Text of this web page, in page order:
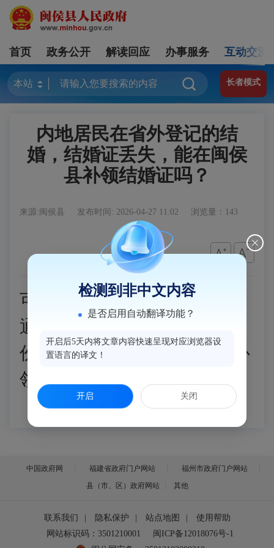
首页 政务公开 解读回应 办事服务 互动交流
长者模式
内地居民在省外登记的结
婚，结婚证丢失，能在闽侯
县补领结婚证吗？
来源:闽侯县 发布时间: 2026-04-27 11:02 浏览量：143
可以。婚姻登记已实现
通办”，双方当事人可携带身
份证原件到任意婚姻登记处补
领结婚证。
中国政府网 福建省政府门户网站
福州市政府门户网站
县（市、区）政府网站
其他
联系我们 隐私保护 站点地图
使用帮助
网站标识码：3501210001
闽ICP备12018076号-1
检测到非中文内容
是否启用自动翻译功能？
开启后5天内将文章内容快速呈现对应浏览器设
置语言的译文！
开启 关闭